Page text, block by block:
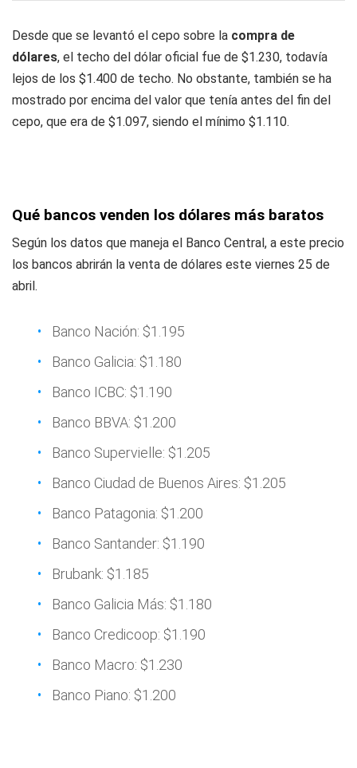
Desde que se levantó el cepo sobre la compra de
dólares, el techo del dólar oficial fue de $1.230, todavía
lejos de los $1.400 de techo. No obstante, también se ha
mostrado por encima del valor que tenía antes del fin del
cepo, que era de $1.097, siendo el mínimo $1.110.
Qué bancos venden los dólares más baratos
Según los datos que maneja el Banco Central, a este precio
los bancos abrirán la venta de dólares este viernes 25 de
abril.
Banco Nación: $1.195
Banco Galicia: $1.180
Banco ICBC: $1.190
Banco BBVA: $1.200
Banco Supervielle: $1.205
Banco Ciudad de Buenos Aires: $1.205
Banco Patagonia: $1.200
Banco Santander: $1.190
Brubank: $1.185
Banco Galicia Más: $1.180
Banco Credicoop: $1.190
Banco Macro: $1.230
Banco Piano: $1.200